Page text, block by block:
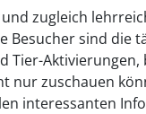
zugleich
Besucher sind die
Tier-Aktivierungen,
nur zuschauen
interessanten